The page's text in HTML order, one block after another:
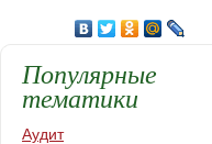
Популярные
тематики
Аудит